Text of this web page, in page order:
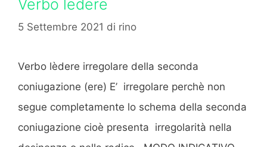
Verbo ledere
5 Settembre 2021 di rino
Verbo lèdere irregolare della seconda
coniugazione (ere) E’ irregolare perchè non
segue completamente lo schema della seconda
coniugazione cioè presenta irregolarità nella